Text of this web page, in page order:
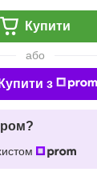
Купити
або
Купити з